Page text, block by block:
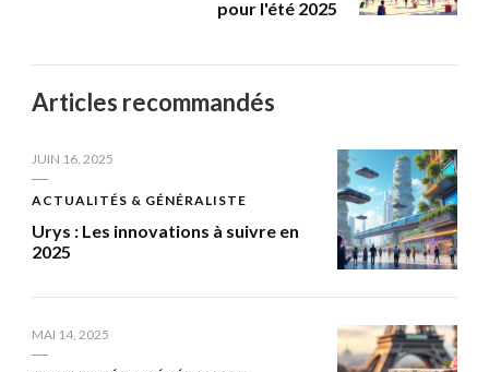
pour l'été 2025
Articles recommandés
JUIN 16, 2025
ACTUALITÉS & GÉNÉRALISTE
Urys : Les innovations à suivre en
2025
MAI 14, 2025